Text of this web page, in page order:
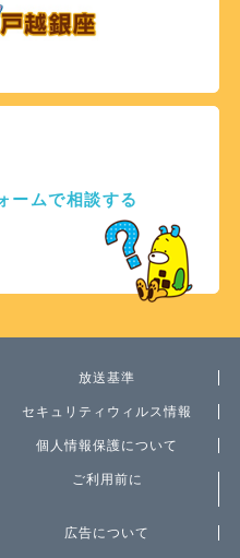
ームで相談する
放送基準
セキュリティウィルス情報
個人情報保護について
ご利用前に
広告について